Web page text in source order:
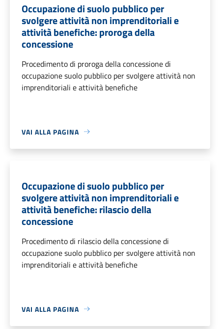
Occupazione di suolo pubblico per
svolgere attività non imprenditoriali e
attività benefiche: proroga della
concessione
Procedimento di proroga della concessione di
occupazione suolo pubblico per svolgere attività non
imprenditoriali e attività benefiche
VAI ALLA PAGINA
Occupazione di suolo pubblico per
svolgere attività non imprenditoriali e
attività benefiche: rilascio della
concessione
Procedimento di rilascio della concessione di
occupazione suolo pubblico per svolgere attività non
imprenditoriali e attività benefiche
VAI ALLA PAGINA